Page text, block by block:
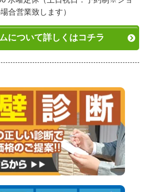
合営業致します）
について詳しくはコチラ